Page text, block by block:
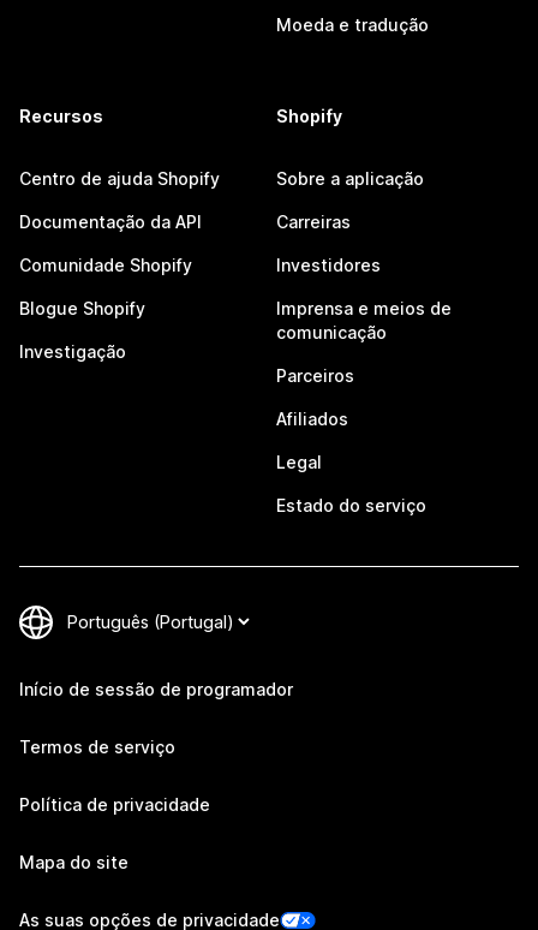
Moeda e tradução
Recursos
Centro de ajuda Shopify
Documentação da API
Comunidade Shopify
Blogue Shopify
Investigação
Shopify
Sobre a aplicação
Carreiras
Investidores
Imprensa e meios de
comunicação
Parceiros
Afiliados
Legal
Estado do serviço
Início de sessão de programador
Termos de serviço
Política de privacidade
Mapa do site
As suas opções de privacidade